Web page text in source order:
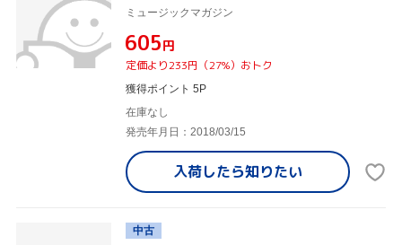
ミュージックマガジン
¥605円
定価より233円（27%）おトク
獲得ポイント 5P
在庫なし
発売年月日：2018/03/15
入荷したら知りたい
中古